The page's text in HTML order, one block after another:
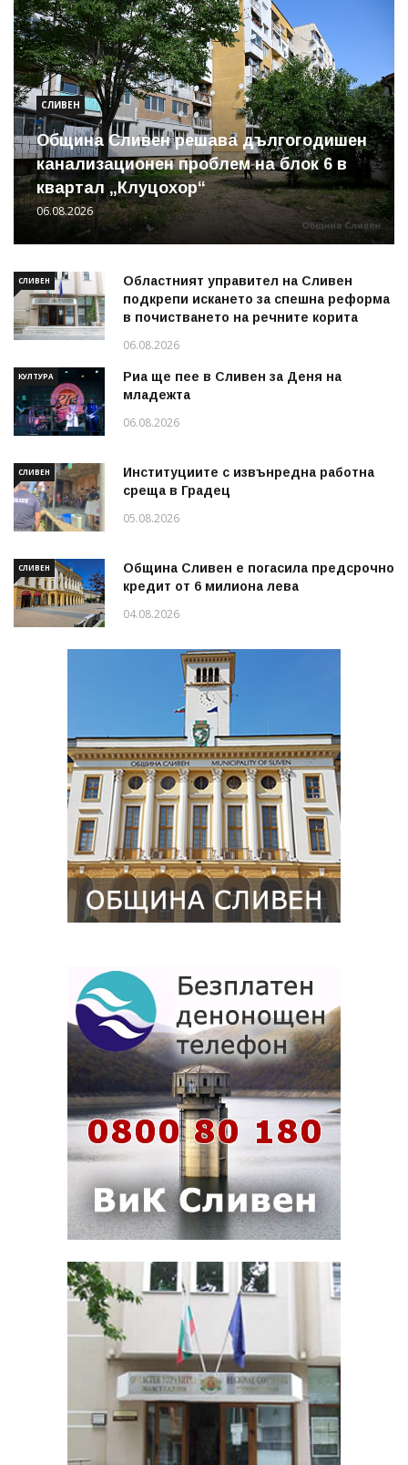
СЛИВЕН
Община Сливен решава дългогодишен
канализационен проблем на блок 6 в
квартал „Клуцохор“
06.08.2026
СЛИВЕН
Областният управител на Сливен
подкрепи искането за спешна реформа
в почистването на речните корита
06.08.2026
КУЛТУРА
Риа ще пее в Сливен за Деня на
младежта
06.08.2026
СЛИВЕН
Институциите с извънредна работна
среща в Градец
05.08.2026
СЛИВЕН
Община Сливен е погасила предсрочно
кредит от 6 милиона лева
04.08.2026